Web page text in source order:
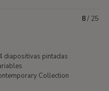
diapositivas pintadas
Collection
8/ 25